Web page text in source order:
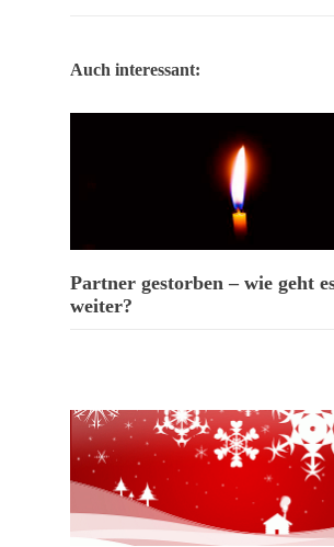
Auch interessant:
Partner gestorben – wie geht
weiter?